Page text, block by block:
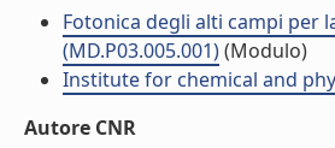
Fotonica degli alti campi per
(MD.P03.005.001)(Modulo)
Institute for chemical and
Autore CNR